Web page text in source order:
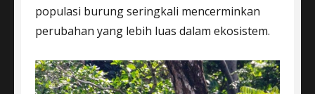
populasi burung seringkali mencerminkan
perubahan yang lebih luas dalam ekosistem.